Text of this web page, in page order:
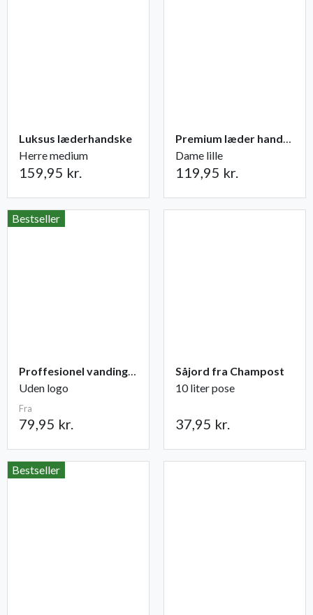
Luksus læderhandske
Herre medium
159,95 kr.
Premium læder handske Flutter
Dame lille
119,95 kr.
Bestseller
Proffesionel vandingspose 100 liter
Uden logo
Fra
79,95 kr.
Såjord fra Champost
10 liter pose
37,95 kr.
Bestseller